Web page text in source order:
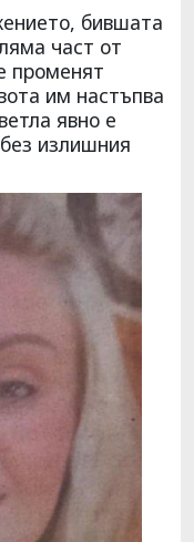
бившата
част от
променят
им настъпва
явно е
излишния